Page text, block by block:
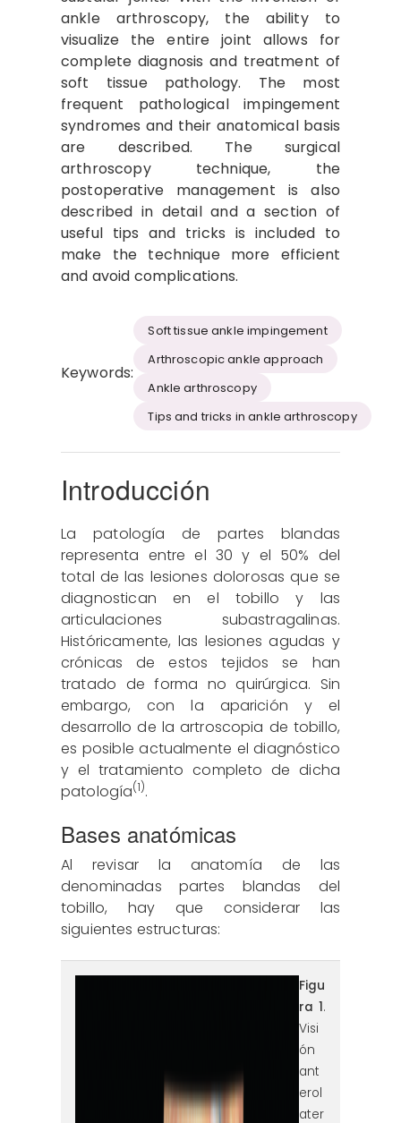
ankle arthroscopy, the ability to
visualize the entire joint allows for
complete diagnosis and treatment of
soft tissue pathology. The most
frequent pathological impingement
syndromes and their anatomical basis
are described. The surgical
arthroscopy technique, the
postoperative management is also
described in detail and a section of
useful tips and tricks is included to
make the technique more efficient
and avoid complications.
Keywords:
Soft tissue ankle impingement
Arthroscopic ankle approach
Ankle arthroscopy
Tips and tricks in ankle arthroscopy
Introducción
La patología de partes blandas
representa entre el 30 y el 50% del
total de las lesiones dolorosas que se
diagnostican en el tobillo y las
articulaciones subastragalinas.
Históricamente, las lesiones agudas y
crónicas de estos tejidos se han
tratado de forma no quirúrgica. Sin
embargo, con la aparición y el
desarrollo de la artroscopia de tobillo,
es posible actualmente el diagnóstico
y el tratamiento completo de dicha
patología(1).
Bases anatómicas
Al revisar la anatomía de las
denominadas partes blandas del
tobillo, hay que considerar las
siguientes estructuras:
Figu
ra 1.
Visi
ón
ant
erol
ater